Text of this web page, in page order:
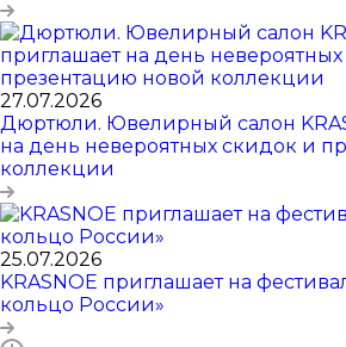
27.07.2026
Дюртюли. Ювелирный салон
на день невероятных скидок и
коллекции
25.07.2026
KRASNOE приглашает на
кольцо России»